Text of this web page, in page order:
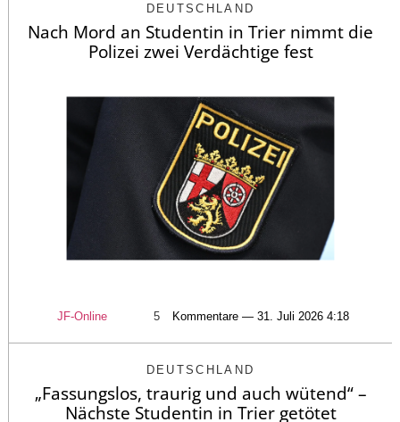
DEUTSCHLAND
Nach Mord an Studentin in Trier nimmt die
Polizei zwei Verdächtige fest
JF-Online 5 Kommentare — 31. Juli 2026 4:18
DEUTSCHLAND
„Fassungslos, traurig und auch wütend“ –
Nächste Studentin in Trier getötet